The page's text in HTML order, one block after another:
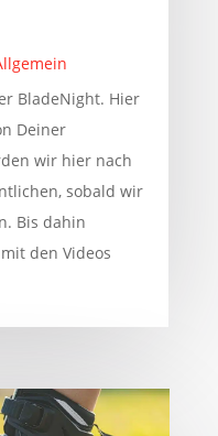
BladeNight. Hier
Deiner
wir hier nach
sobald wir
Bis dahin
den Videos